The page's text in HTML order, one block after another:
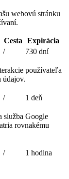
webovú stránku
Cesta
Expirácia
/ 730 dní
používateľa
údajov.
/ 1 deň
služba Google
rovnakému
/ 1 hodina